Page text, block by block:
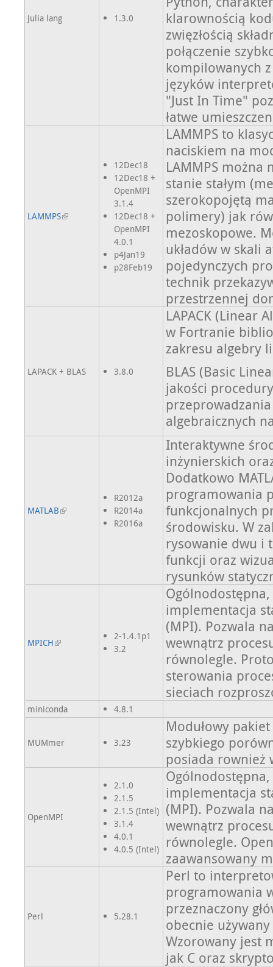
Julia lang 1.3.0
klarownością
zwięzłością
połączenie
kompilowanych
języków
"Just In Time"
łatwe
LAMMPS
12Dec18
12Dec18 +
OpenMPI
3.1.4
12Dec18 +
OpenMPI
4.0.1
p4Jan19
p28Feb19
LAMMPS to
naciskiem na
LAMMPS można
stanie stałym
szerokopojętą
polimery) jak
mezoskopowe.
układów w skali
pojedynczych
technik
przestrzennej
LAPACK + BLAS 3.8.0
LAPACK (Linear
w Fortranie
zakresu algebry
BLAS (Basic
jakości
algebraicznych
MATLAB
R2012a
R2014a
R2016a
Interaktywne
inżynierskich
Dodatkowo
programowania
funkcjonalnych
środowisku. W
rysowanie dwu i
funkcji oraz
rysunków
MPICH
2-1.4.1p1
3.2
implementacja
(MPI). Pozwala
wewnątrz
równolegle.
sterowania
sieciach
miniconda 4.8.1
MUMmer 3.23
Modułowy
szybkiego
posiada rownież
OpenMPI
2.1.0
2.1.5
2.1.5 (Intel)
3.1.4
4.0.1
4.0.5 (Intel)
implementacja
(MPI). Pozwala
wewnątrz
równolegle.
zaawansowany
Perl 5.28.1
Perl to
programowania
przeznaczony
obecnie
Wzorowany jest
jak C oraz